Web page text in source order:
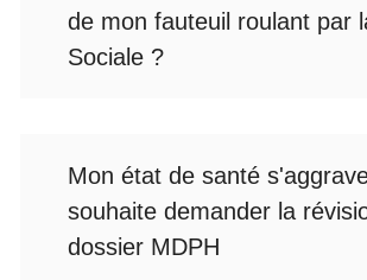
de mon fauteuil roulant par
Sociale ?
Mon état de santé
souhaite demander la
dossier MDPH